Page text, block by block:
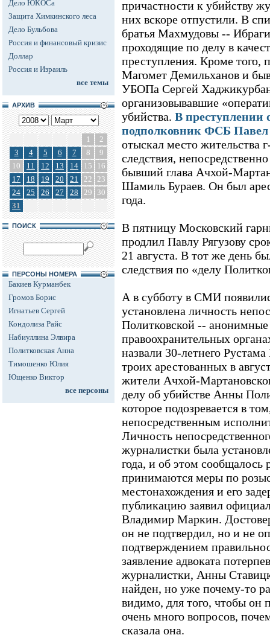
Дело ЮКОСа
Защита Химкинского леса
Дело Бульбова
Россия и финансовый кризис
Доллар
Россия и Израиль
все темы
АРХИВ
1
2
3
4 5 6 7 8
9
10
11 12 13 14 15
16
17
18 19 20 21 22 23
24
25 26 27 28 29
30
31
ПОИСК
ПЕРСОНЫ НОМЕРА
Бакиев Курманбек
Громов Борис
Игнатьев Сергей
Кондолиза Райс
Набиуллина Элвира
Политковская Анна
Тимошенко Юлия
Ющенко Виктор
все персоны
причастности к убийству
них вскоре отпустили. В
братья Махмудовы --
проходящие по делу в
преступления. Кроме того,
Магомет Демильханов и
УБОПа Сергей
организовывавшие
убийства. В преступлении
подполковник ФСБ Павел
отыскал место жительства
следствия,
бывший глава Ачхой-
Шамиль Бураев. Он был
года.
В пятницу Московский
продлил Павлу Рягузову
21 августа. В тот же день
следствия по «делу
А в субботу в СМИ
установлена личность
Политковской -- анонимные
правоохранительных
назвали 30-летнего
троих арестованных в
жители Ачхой-
делу об убийстве Анны
которое подозревается в
непосредственным
Личность
журналистки была
года, и об этом сообщалось
принимаются меры по
местонахождения и его
публикацию заявил
Владимир Маркин.
он не подтвердил, но и не
подтверждением
заявление адвоката
журналистки, Анны
найден, но уже почему-то
видимо, для того, чтобы он
очень много вопросов,
сказала она.